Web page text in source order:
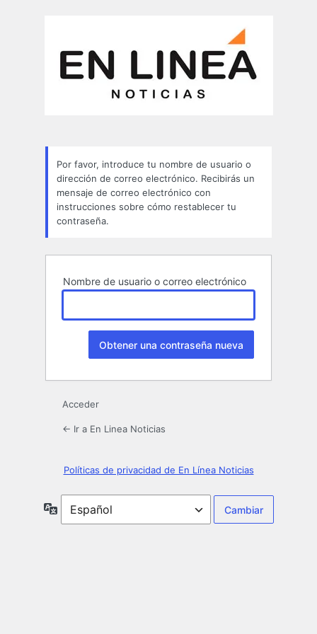
Por favor, introduce tu nombre de usuario o
dirección de correo electrónico. Recibirás un
mensaje de correo electrónico con
instrucciones sobre cómo restablecer tu
contraseña.
Nombre de usuario o correo electrónico
Acceder
← Ir a En Linea Noticias
Políticas de privacidad de En Línea Noticias
Idioma